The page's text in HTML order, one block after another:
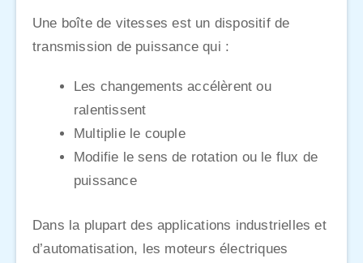
Une boîte de vitesses est un dispositif de
transmission de puissance qui :
Les changements accélèrent ou
ralentissent
Multiplie le couple
Modifie le sens de rotation ou le flux de
puissance
Dans la plupart des applications industrielles et
d’automatisation, les moteurs électriques